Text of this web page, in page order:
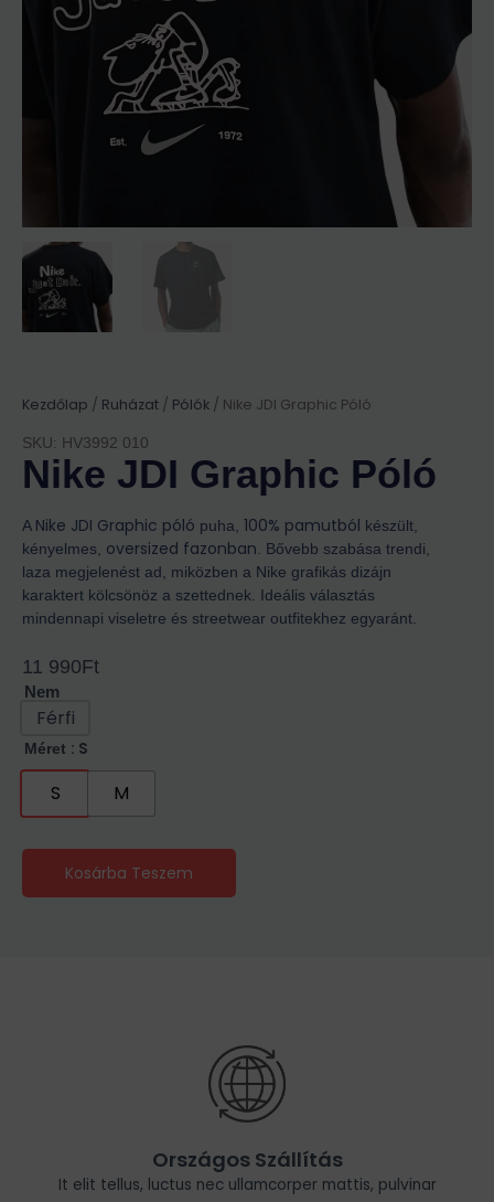
Kezdőlap / Ruházat / Pólók / Nike JDI Graphic Póló
SKU: HV3992 010
Nike JDI Graphic Póló
A Nike JDI Graphic póló puha, 100% pamutból készült,
kényelmes, oversized fazonban . Bővebb szabása trendi,
laza megjelenést ad, miközben a Nike grafikás dizájn
karaktert kölcsönöz a szettednek. Ideális választás
mindennapi viseletre és streetwear outfitekhez egyaránt.
11 990Ft
Nem
Férfi
Méret : S
S M
Kosárba Teszem
Országos Szállítás
It elit tellus, luctus nec ullamcorper mattis, pulvinar